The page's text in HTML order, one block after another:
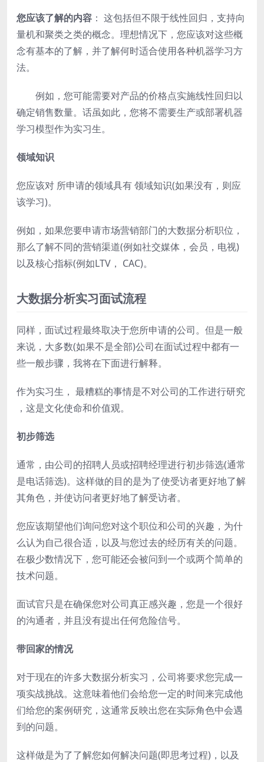
您应该了解的内容 ： 这包括但不限于线性回归，支持向
量机和聚类之类的概念。理想情况下，您应该对这些概
念有基本的了解，并了解何时适合使用各种机器学习方
法。
例如，您可能需要对产品的价格点实施线性回归以
确定销售数量。话虽如此，您将不需要生产或部署机器
学习模型作为实习生。
领域知识
您应该对 所申请的领域具有 领域知识(如果没有，则应
该学习)。
例如，如果您要申请市场营销部门的大数据分析职位，
那么了解不同的营销渠道(例如社交媒体，会员，电视)
以及核心指标(例如LTV， CAC)。
大数据分析实习面试流程
同样，面试过程最终取决于您所申请的公司。但是一般
来说，大多数(如果不是全部)公司在面试过程中都有一
些一般步骤，我将在下面进行解释。
作为实习生， 最糟糕的事情是不对公司的工作进行研究
，这是文化使命和价值观。
初步筛选
通常，由公司的招聘人员或招聘经理进行初步筛选(通常
是电话筛选)。这样做的目的是为了使受访者更好地了解
其角色，并使访问者更好地了解受访者。
您应该期望他们询问您对这个职位和公司的兴趣，为什
么认为自己很合适，以及与您过去的经历有关的问题。
在极少数情况下，您可能还会被问到一个或两个简单的
技术问题。
面试官只是在确保您对公司真正感兴趣，您是一个很好
的沟通者，并且没有提出任何危险信号。
带回家的情况
对于现在的许多大数据分析实习，公司将要求您完成一
项实战挑战。这意味着他们会给您一定的时间来完成他
们给您的案例研究，这通常反映出您在实际角色中会遇
到的问题。
这样做是为了了解您如何解决问题(即思考过程)，以及